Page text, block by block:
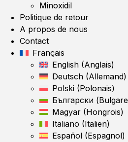
Minoxidil
Politique de retour
A propos de nous
Contact
Français
English (Anglais)
Deutsch (Allemand)
Polski (Polonais)
Български (Bulgare
Magyar (Hongrois)
Italiano (Italien)
Español (Espagnol)